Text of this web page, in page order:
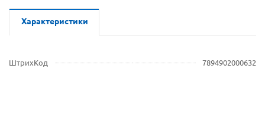
Характеристики
ШтрихКод 7894902000632